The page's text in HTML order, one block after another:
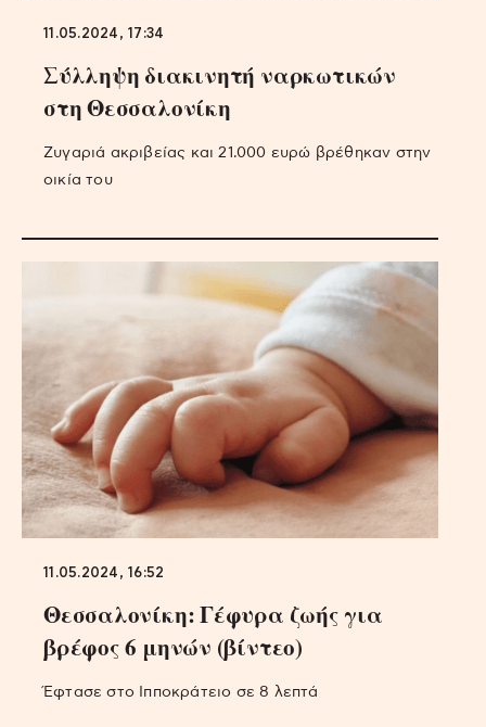
11.05.2024, 17:34
Σύλληψη διακινητή ναρκωτικών
στη Θεσσαλονίκη
Ζυγαριά ακριβείας και 21.000 ευρώ βρέθηκαν στην
οικία του
11.05.2024, 16:52
Θεσσαλονίκη: Γέφυρα ζωής για
βρέφος 6 μηνών (βίντεο)
Έφτασε στο Ιπποκράτειο σε 8 λεπτά